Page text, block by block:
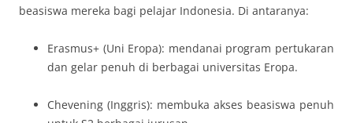
beasiswa mereka bagi pelajar Indonesia. Di antaranya:
Erasmus+ (Uni Eropa): mendanai program pertukaran
dan gelar penuh di berbagai universitas Eropa.
Chevening (Inggris): membuka akses beasiswa penuh